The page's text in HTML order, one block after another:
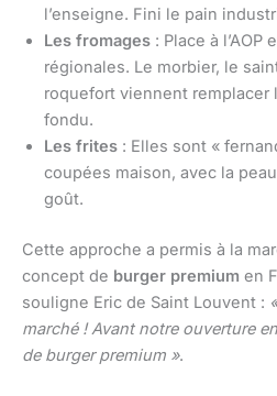
l’enseigne. Fini le pain
Les fromages : Place à
régionales. Le morbier, le
roquefort viennent remplacer
fondu.
Les frites : Elles sont «
coupées maison, avec la
goût.
Cette approche a permis à la
concept de burger premium en
souligne Eric de Saint Louvent :
marché ! Avant notre ouverture
de burger premium ».